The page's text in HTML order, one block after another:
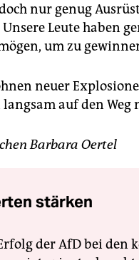
nur genug
Leute haben
um zu
neuer
auf den Weg
Barbara Oertel
stärken
der AfD bei den